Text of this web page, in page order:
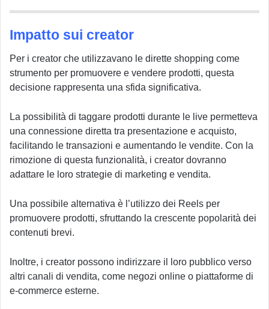
Impatto sui creator
Per i creator che utilizzavano le dirette shopping come
strumento per promuovere e vendere prodotti, questa
decisione rappresenta una sfida significativa.
La possibilità di taggare prodotti durante le live permetteva
una connessione diretta tra presentazione e acquisto,
facilitando le transazioni e aumentando le vendite. Con la
rimozione di questa funzionalità, i creator dovranno
adattare le loro strategie di marketing e vendita.
Una possibile alternativa è l’utilizzo dei Reels per
promuovere prodotti, sfruttando la crescente popolarità dei
contenuti brevi.
Inoltre, i creator possono indirizzare il loro pubblico verso
altri canali di vendita, come negozi online o piattaforme di
e-commerce esterne.